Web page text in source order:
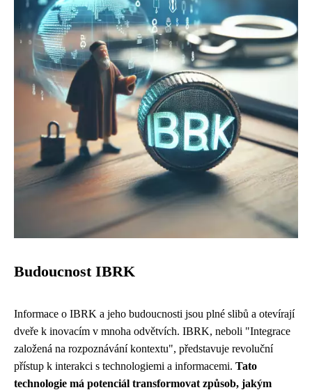
Budoucnost IBRK
Informace o IBRK a jeho budoucnosti jsou plné slibů a otevírají
dveře k inovacím v mnoha odvětvích. IBRK, neboli "Integrace
založená na rozpoznávání kontextu", představuje revoluční
přístup k interakci s technologiemi a informacemi. Tato
technologie má potenciál transformovat způsob, jakým